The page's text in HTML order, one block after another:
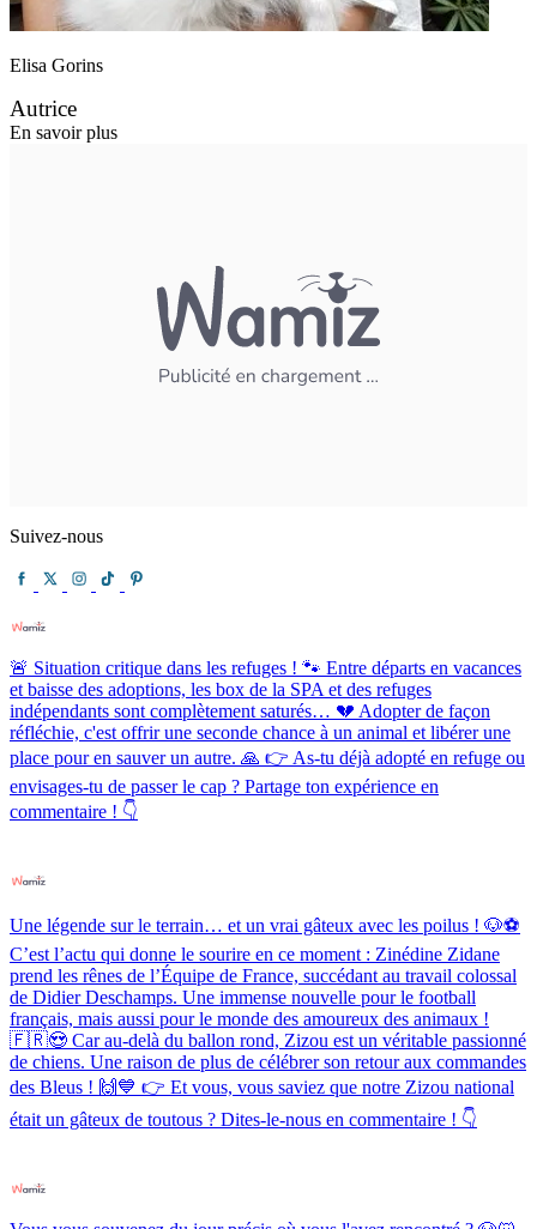
Elisa Gorins
Autrice
En savoir plus
Suivez-nous
🚨 Situation critique dans les refuges ! 🐾 Entre départs en vacances
et baisse des adoptions, les box de la SPA et des refuges
indépendants sont complètement saturés… 💔 Adopter de façon
réfléchie, c'est offrir une seconde chance à un animal et libérer une
place pour en sauver un autre. 🙏 👉 As-tu déjà adopté en refuge ou
envisages-tu de passer le cap ? Partage ton expérience en
commentaire ! 👇
Une légende sur le terrain… et un vrai gâteux avec les poilus ! 🐶⚽️
C’est l’actu qui donne le sourire en ce moment : Zinédine Zidane
prend les rênes de l’Équipe de France, succédant au travail colossal
de Didier Deschamps. Une immense nouvelle pour le football
français, mais aussi pour le monde des amoureux des animaux !
🇫🇷😍 Car au-delà du ballon rond, Zizou est un véritable passionné
de chiens. Une raison de plus de célébrer son retour aux commandes
des Bleus ! 🙌💙 👉 Et vous, vous saviez que notre Zizou national
était un gâteux de toutous ? Dites-le-nous en commentaire ! 👇